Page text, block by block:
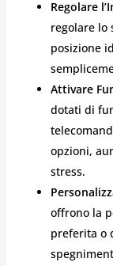
Regolare
regolare lo
posizione
Attivare
dotati di
opzioni,
stress.
offrono la
preferita o